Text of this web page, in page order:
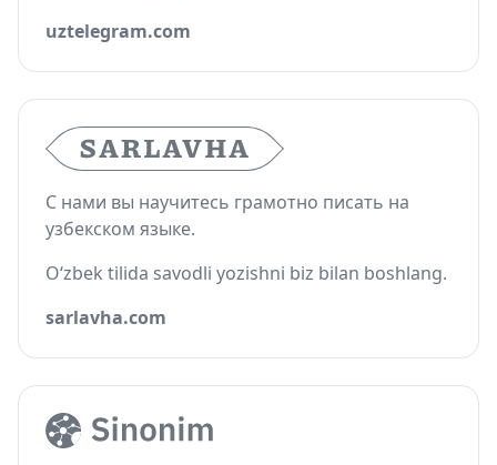
uztelegram.com
С нами вы научитесь грамотно писать на
узбекском языке.
O‘zbek tilida savodli yozishni biz bilan boshlang.
sarlavha.com